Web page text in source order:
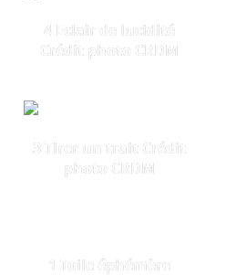
4 Eclair de lucidité
Crédit photo CRDM
3 Tirer un trait Crédit
photo CRDM
1 Toile éphémère